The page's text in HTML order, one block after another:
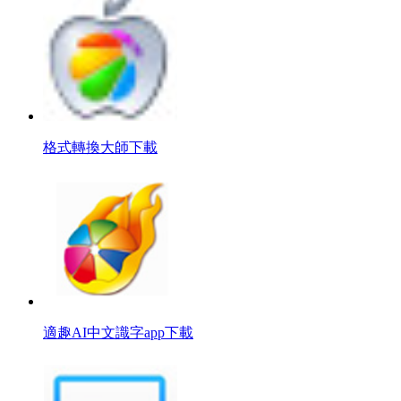
格式轉換大師下載
適趣AI中文識字app下載